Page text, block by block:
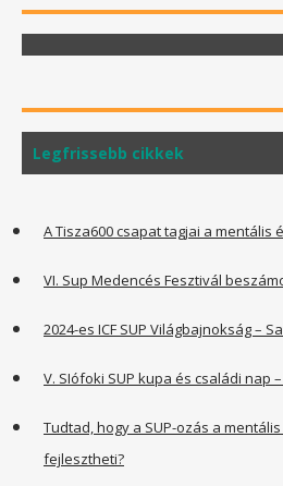
Legfrissebb cikkek
A Tisza600 csapat tagjai a mentális
VI. Sup Medencés Fesztivál
2024-es ICF SUP Világbajnokság –
V. SIófoki SUP kupa és családi nap
Tudtad, hogy a SUP-ozás a
fejlesztheti?